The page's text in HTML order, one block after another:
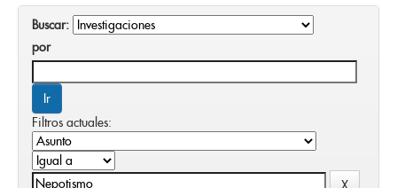
Buscar:
por
Filtros actuales: